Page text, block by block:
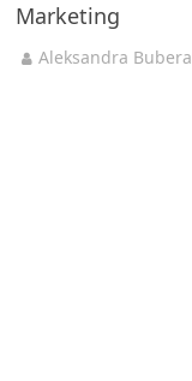
Marketing
Aleksandra Bubera